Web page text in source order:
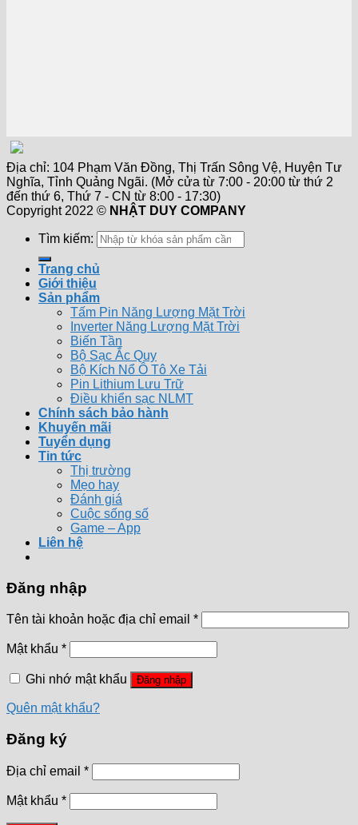
Địa chỉ: 104 Phạm Văn Đồng, Thị Trấn Sông Vệ, Huyện Tư
Nghĩa, Tỉnh Quảng Ngãi. (Mở cửa từ 7:00 - 20:00 từ thứ 2
đến thứ 6, Thứ 7 - CN từ 8:00 - 17:30)
Copyright 2022 © NHẬT DUY COMPANY
Tìm kiếm:
Trang chủ
Giới thiệu
Sản phẩm
Tấm Pin Năng Lượng Mặt Trời
Inverter Năng Lượng Mặt Trời
Biến Tần
Bộ Sạc Ắc Quy
Bộ Kích Nổ Ô Tô Xe Tải
Pin Lithium Lưu Trữ
Điều khiển sạc NLMT
Chính sách bảo hành
Khuyến mãi
Tuyển dụng
Tin tức
Thị trường
Mẹo hay
Đánh giá
Cuộc sống số
Game – App
Liên hệ
Đăng nhập
Tên tài khoản hoặc địa chỉ email *
Mật khẩu *
Ghi nhớ mật khẩu Đăng nhập
Quên mật khẩu?
Đăng ký
Địa chỉ email *
Mật khẩu *